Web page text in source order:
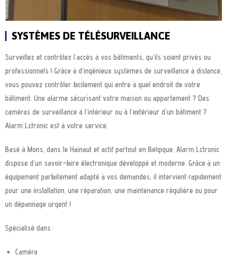
SYSTÈMES DE TÉLÉSURVEILLANCE
Surveillez et contrôlez l’accès à vos bâtiments, qu’ils soient privés ou
professionnels ! Grâce à d’ingénieux systèmes de surveillance à distance,
vous pouvez contrôler facilement qui entre à quel endroit de votre
bâtiment. Une alarme sécurisant votre maison ou appartement ? Des
caméras de surveillance à l’intérieur ou à l’extérieur d’un bâtiment ?
Alarm Lctronic est à votre service.
Basé à Mons, dans le Hainaut et actif partout en Belgique, Alarm Lctronic
dispose d’un savoir-faire électronique développé et moderne. Grâce à un
équipement parfaitement adapté à vos demandes, il intervient rapidement
pour une installation, une réparation, une maintenance régulière ou pour
un dépannage urgent !
Spécialisé dans :
Caméra